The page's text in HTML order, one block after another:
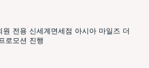
원 전용 신세계면세점 아시아 마일즈 더
로모션 진행